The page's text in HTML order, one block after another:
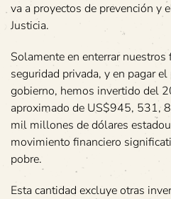
va a proyectos de prevención y
Justicia.
Solamente en enterrar
seguridad privada, y en pagar
gobierno, hemos invertido del
aproximado de US$945, 531,
mil millones de dólares
movimiento financiero
pobre.
Esta cantidad excluye otras